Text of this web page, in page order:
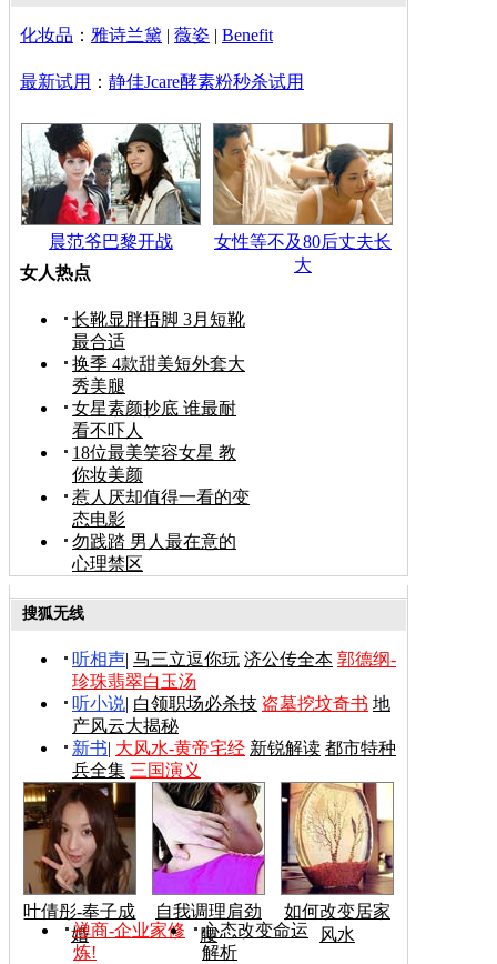
化妆品 ： 雅诗兰黛 | 薇姿 | Benefit
最新试用 ： 静佳Jcare酵素粉秒杀试用
晨范爷巴黎开战
女性等不及80后丈夫长
大
女人热点
长靴显胖捂脚 3月短靴
最合适
换季 4款甜美短外套大
秀美腿
女星素颜抄底 谁最耐
看不吓人
18位最美笑容女星 教
你妆美颜
惹人厌却值得一看的变
态电影
勿践踏 男人最在意的
心理禁区
搜狐无线
听相声| 马三立逗你玩 济公传全本 郭德纲-
珍珠翡翠白玉汤
听小说| 白领职场必杀技 盗墓挖坟奇书 地
产风云大揭秘
新书| 大风水-黄帝宅经 新锐解读 都市特种
兵全集 三国演义
叶倩彤-奉子成
婚
自我调理肩劲
腰
如何改变居家
风水
禅商-企业家修
炼!
心态改变命运
解析